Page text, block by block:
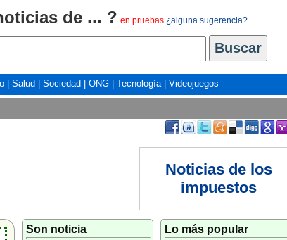
de ... ? en pruebas ¿alguna sugerencia?
Salud Sociedad ONG Tecnología| Videojuegos
Noticias de los
impuestos
Son noticia Lo más popular